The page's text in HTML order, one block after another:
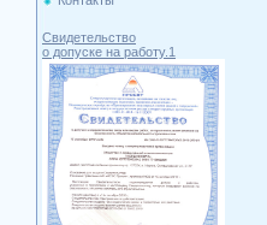
Свидетельство
о допуске на работу.1